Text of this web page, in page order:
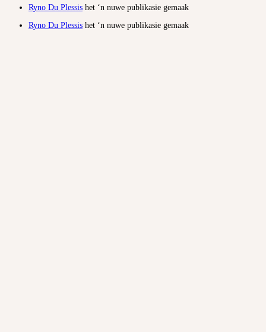
Ryno Du Plessis het ‘n nuwe publikasie gemaak
Ryno Du Plessis het ‘n nuwe publikasie gemaak